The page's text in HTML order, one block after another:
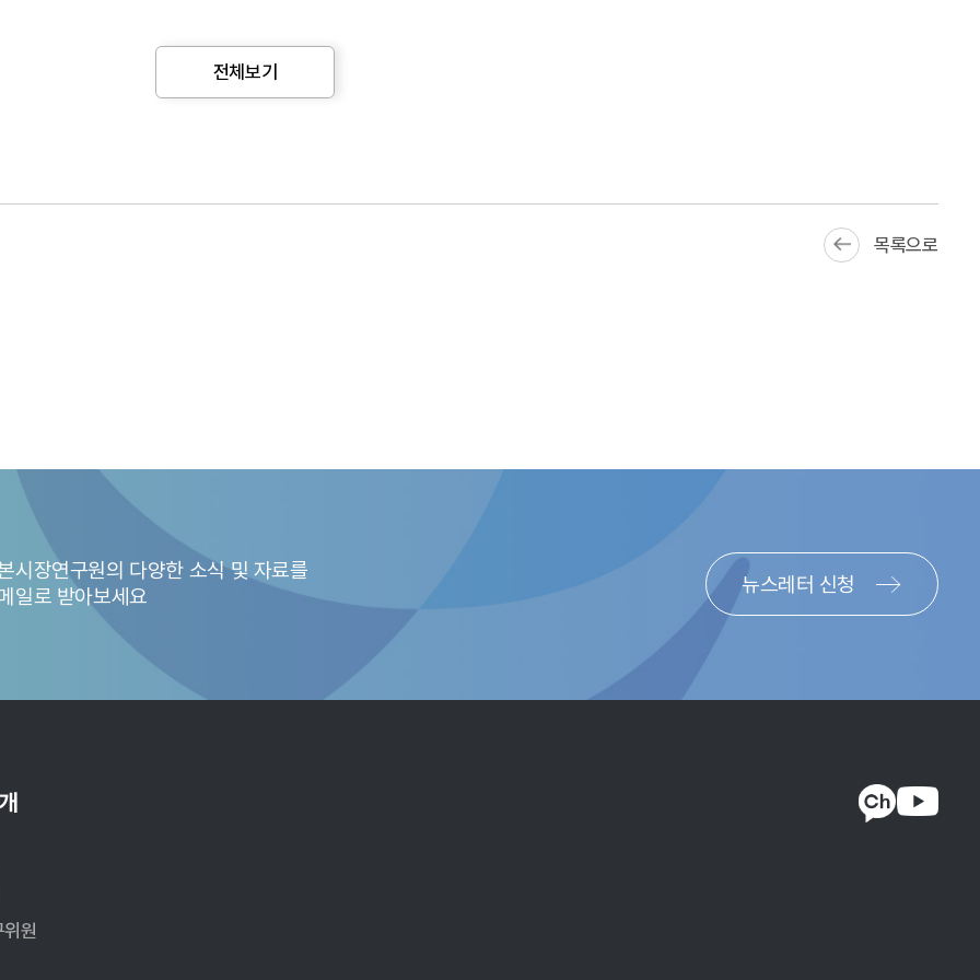
리 기조가 일부 완화될 것으로 예상함에 따라 IPO와 M&A 사업 중심으로 실적 개선을 기대할 수 있다. 2023년에는 시장금리
하고 대형 딜(Deal)이 부진함에 따라 IPO 규모가 크게 감소했다(<그림 3> 참조). 국내외 M&A 시장 역시 ‘지경학적’
영향으로 거래규모가 다소 감소했다. 2024년에는 경기회복 기대로 2023년에 추진되지 못했던 대형 IPO와 M&A 딜이 다수
기업 밸류에이션이 회복될 것으로 예상한다. 특히 M&A 시장은 인공지능(AI), 친환경 분야의 대형 딜 수요가 증가함에 따라
연금 규모 증가에 힘입어 꾸준한 실적 개선을 기대할 수 있다. 2023년에는 1:1 맞춤형 자산관리 수요 증가 영향으로 사모펀드
ETF 판매가 큰 폭으로 증가했다. 반면 2023년에 공모펀드 판매는 다소 둔화되었고, 시장금리 상승에 따른 안전자산 선호
전체보기
목록으로
시장연구원의 다양한 소식 및 자료를
일로 받아보세요
뉴스레터 신청
원